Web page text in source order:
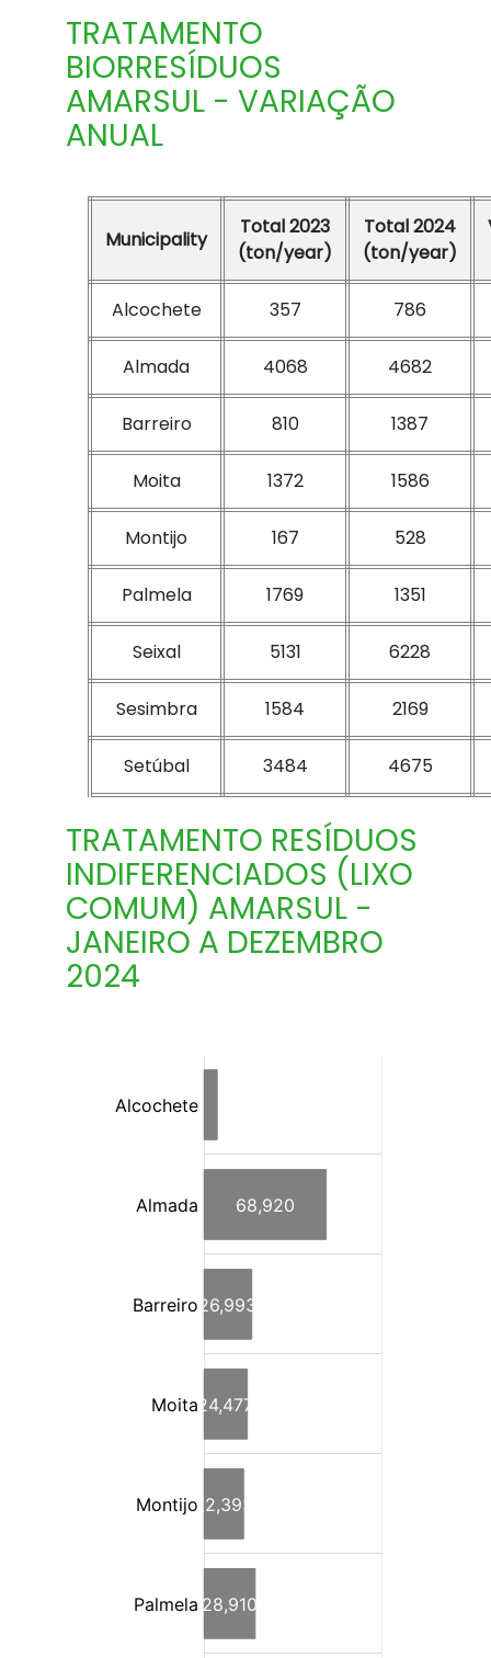
TRATAMENTO
BIORRESÍDUOS
AMARSUL - VARIAÇÃO
ANUAL
Municipality
Total 2023
(ton/year)
Total 2024
(ton/year)
Alcochete 357 786
Almada 4068 4682
Barreiro 810 1387
Moita 1372 1586
Montijo 167 528
Palmela 1769 1351
Seixal 5131 6228
Sesimbra 1584 2169
Setúbal 3484 4675
TRATAMENTO RESÍDUOS
INDIFERENCIADOS (LIXO
COMUM) AMARSUL -
JANEIRO A DEZEMBRO
2024